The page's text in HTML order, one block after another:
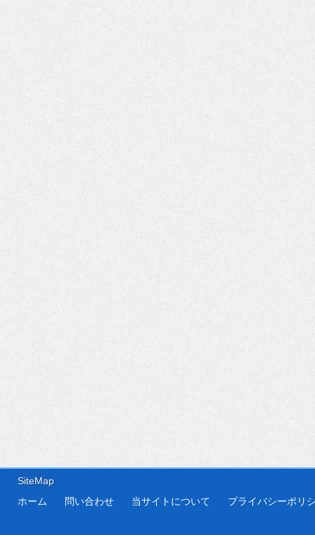
SiteMap
ホーム
問い合わせ 当サイトについて プライバシーポリ